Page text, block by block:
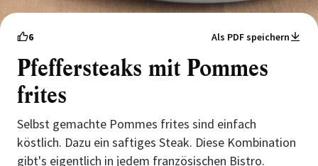
6 Als PDF speichern
Pfeffersteaks mit Pommes
frites
Selbst gemachte Pommes frites sind einfach
köstlich. Dazu ein saftiges Steak. Diese Kombination
gibt's eigentlich in jedem französischen Bistro.